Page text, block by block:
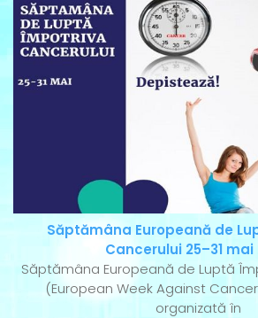
Săptămâna Europeană de
Cancerului 25–31 mai
Săptămâna Europeană de Luptă
(European Week Against
organizată în